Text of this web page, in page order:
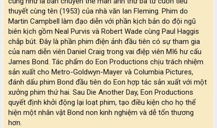
thuyết cùng tên (1953) của nhà văn Ian Fleming. Phim do
Martin Campbell làm đạo diễn với phần kịch bản do đội ngũ
biên kịch gồm Neal Purvis và Robert Wade cùng Paul Haggis
chắp bút. Đây là phần phim điện ảnh đầu tiên có sự tham gia
của nam diễn viên Daniel Craig trong vai điệp viên MI6 hư cấu
James Bond. Tác phẩm do Eon Productions chịu trách nhiệm
sản xuất cho Metro-Goldwyn-Mayer và Columbia Pictures,
đánh dấu phim Bond đầu tiên do Eon hợp tác sản xuất với một
xưởng phim thứ hai. Sau Die Another Day, Eon Productions
quyết định khởi động lại loạt phim, tạo điều kiện cho họ thể
hiện một nhân vật Bond non kinh nghiệm và dễ tổn thương
hơn.